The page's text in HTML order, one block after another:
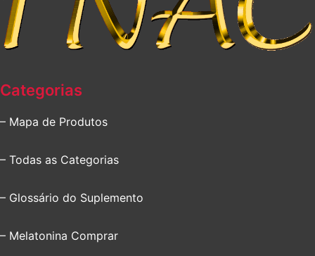
Categorias
– Mapa de Produtos
– Todas as Categorias
– Glossário do Suplemento
– Melatonina Comprar